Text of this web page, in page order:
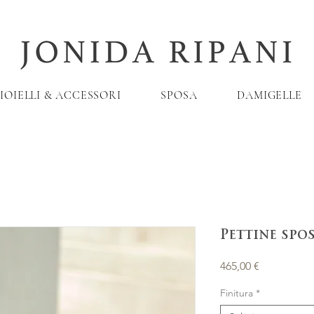
& ACCESSORI SPOSA DAMIGELLE
Pettine
465,00 €
Finitura *